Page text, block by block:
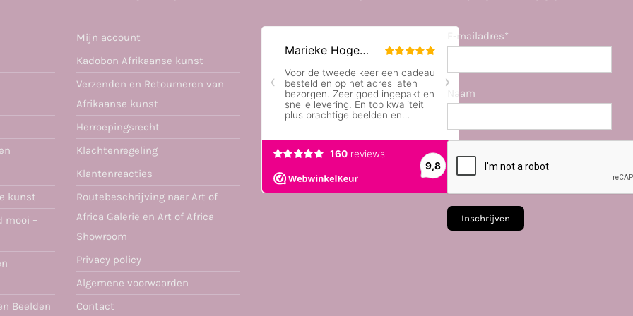
kunst
mooi –
Beelden
Mijn account
Kadobon Afrikaanse kunst
Verzenden en Retourneren van
Afrikaanse kunst
Herroepingsrecht
Klachtenregeling
Klantenreacties
Routebeschrijving naar Art of
Africa Galerie en Art of Africa
Showroom
Privacy policy
Algemene voorwaarden
Contact
E-mailadres*
Naam